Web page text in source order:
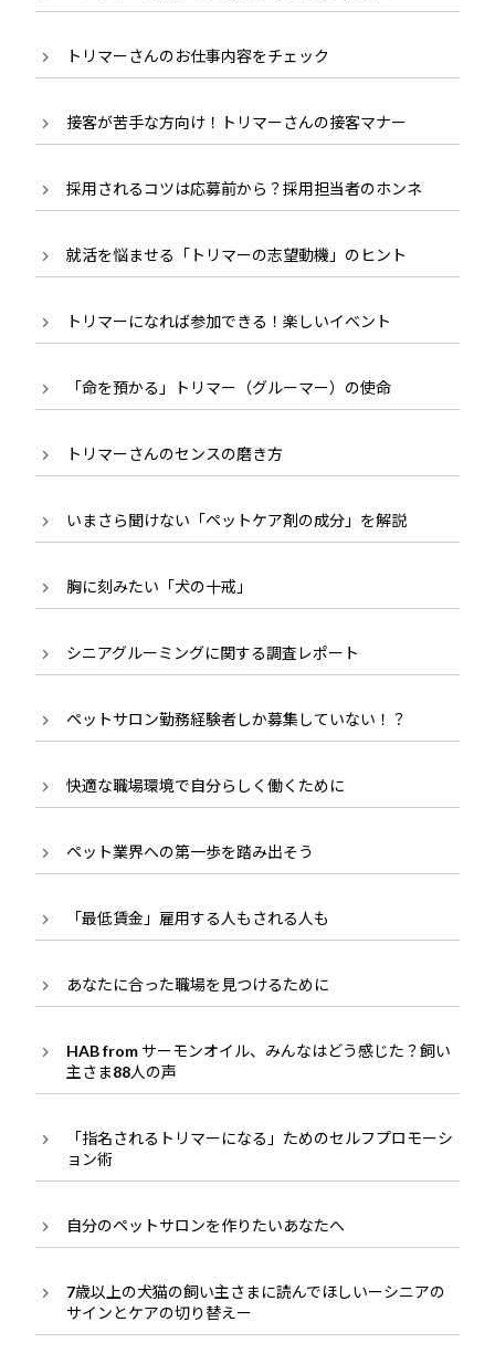
トリマーさんのお仕事内容をチェック
接客が苦手な方向け！トリマーさんの接客マナー
採用されるコツは応募前から？採用担当者のホンネ
就活を悩ませる「トリマーの志望動機」のヒント
トリマーになれば参加できる！楽しいイベント
「命を預かる」トリマー（グルーマー）の使命
トリマーさんのセンスの磨き方
いまさら聞けない「ペットケア剤の成分」を解説
胸に刻みたい「犬の十戒」
シニアグルーミングに関する調査レポート
ペットサロン勤務経験者しか募集していない！？
快適な職場環境で自分らしく働くために
ペット業界への第一歩を踏み出そう
「最低賃金」雇用する人もされる人も
あなたに合った職場を見つけるために
HAB from サーモンオイル、みんなはどう感じた？飼い
主さま88人の声
「指名されるトリマーになる」ためのセルフプロモーシ
ョン術
自分のペットサロンを作りたいあなたへ
7歳以上の犬猫の飼い主さまに読んでほしいーシニアの
サインとケアの切り替えー